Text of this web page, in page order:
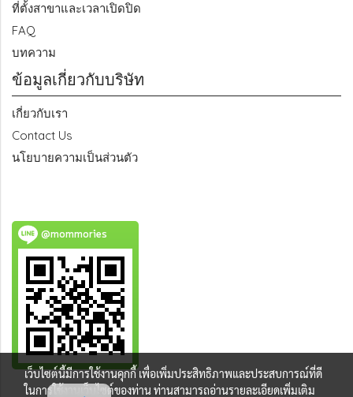
ที่ตั้งสาขาและเวลาเปิดปิด
FAQ
บทความ
ข้อมูลเกี่ยวกับบริษัท
เกี่ยวกับเรา
Contact Us
นโยบายความเป็นส่วนตัว
@mommories
เว็บไซต์นี้มีการใช้งานคุกกี้ เพื่อเพิ่มประสิทธิภาพและประสบการณ์ที่ดี
ในการใช้งานเว็บไซต์ของท่าน ท่านสามารถอ่านรายละเอียดเพิ่มเติม